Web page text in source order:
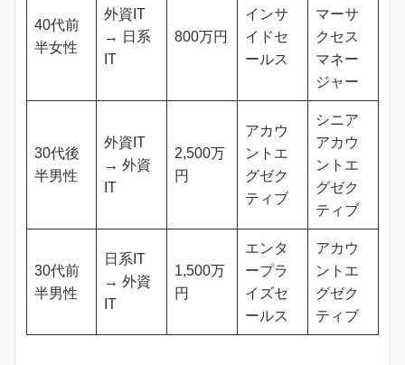
40代前
半女性
外資IT
→ 日系
IT
800万円
インサ
イドセ
ールス
マーサ
クセス
マネー
ジャー
30代後
半男性
外資IT
→ 外資
IT
2,500万
円
アカウ
ントエ
グゼク
ティブ
シニア
アカウ
ントエ
グゼク
ティブ
30代前
半男性
日系IT
→ 外資
IT
1,500万
円
エンタ
ープラ
イズセ
ールス
アカウ
ントエ
グゼク
ティブ